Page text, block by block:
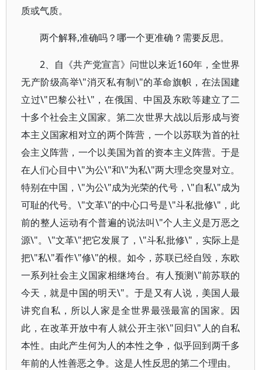
质或气质。
两个解释,准确吗？哪一个更准确？需要反思。
2、自《共产党宣言》问世以来近160年，全世界
无产阶级高举\"消灭私有制\"的革命旗帜，在法国建
立过\"巴黎公社\"，在俄国、中国及东欧等建立了二
十多个社会主义国家。第二次世界大战以后形成与资
本主义国家相对立的两个阵营，一个以苏联为首的社
会主义阵营，一个以美国为首的资本主义阵营。于是
在人们心目中\"为公\"和\"为私\"两大理念突显对立。
特别在中国，\"为公\"成为光荣的代号，\"自私\"成为
可耻的代号。\"文革\"的中心口号是\"斗私批修\"，此
前的整人运动有个普遍的说法叫\"个人主义是万恶之
源\"。\"文革\"把它发展了，\"斗私批修\"，实际上是
把\"私\"看作\"修\"的根。如今，苏联已经自毁，东欧
一系列社会主义国家相继垮台。有人预测\"前苏联的
今天，就是中国的明天\"。于是又有人说，美国人最
讲究自私，所以人家是全世界最强最富的国家。因
此，在改革开放中有人就公开主张\"回归\"人的自私
本性。由此产生何为人的本性之争，似乎回到两千多
年前的人性善恶之争。这是人性反思的第二个理由。